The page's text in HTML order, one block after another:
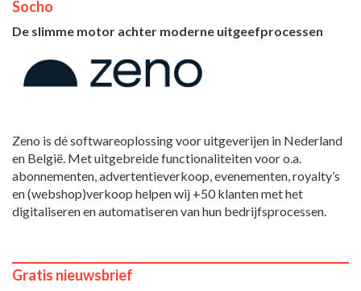
Socho
De slimme motor achter moderne uitgeefprocessen
Zeno is dé softwareoplossing voor uitgeverijen in Nederland
en België. Met uitgebreide functionaliteiten voor o.a.
abonnementen, advertentieverkoop, evenementen, royalty’s
en (webshop)verkoop helpen wij +50 klanten met het
digitaliseren en automatiseren van hun bedrijfsprocessen.
Gratis nieuwsbrief